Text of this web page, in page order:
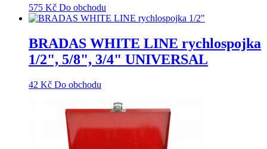
575 Kč Do obchodu
BRADAS WHITE LINE rychlospojka
1/2", 5/8", 3/4" UNIVERSAL
42 Kč Do obchodu